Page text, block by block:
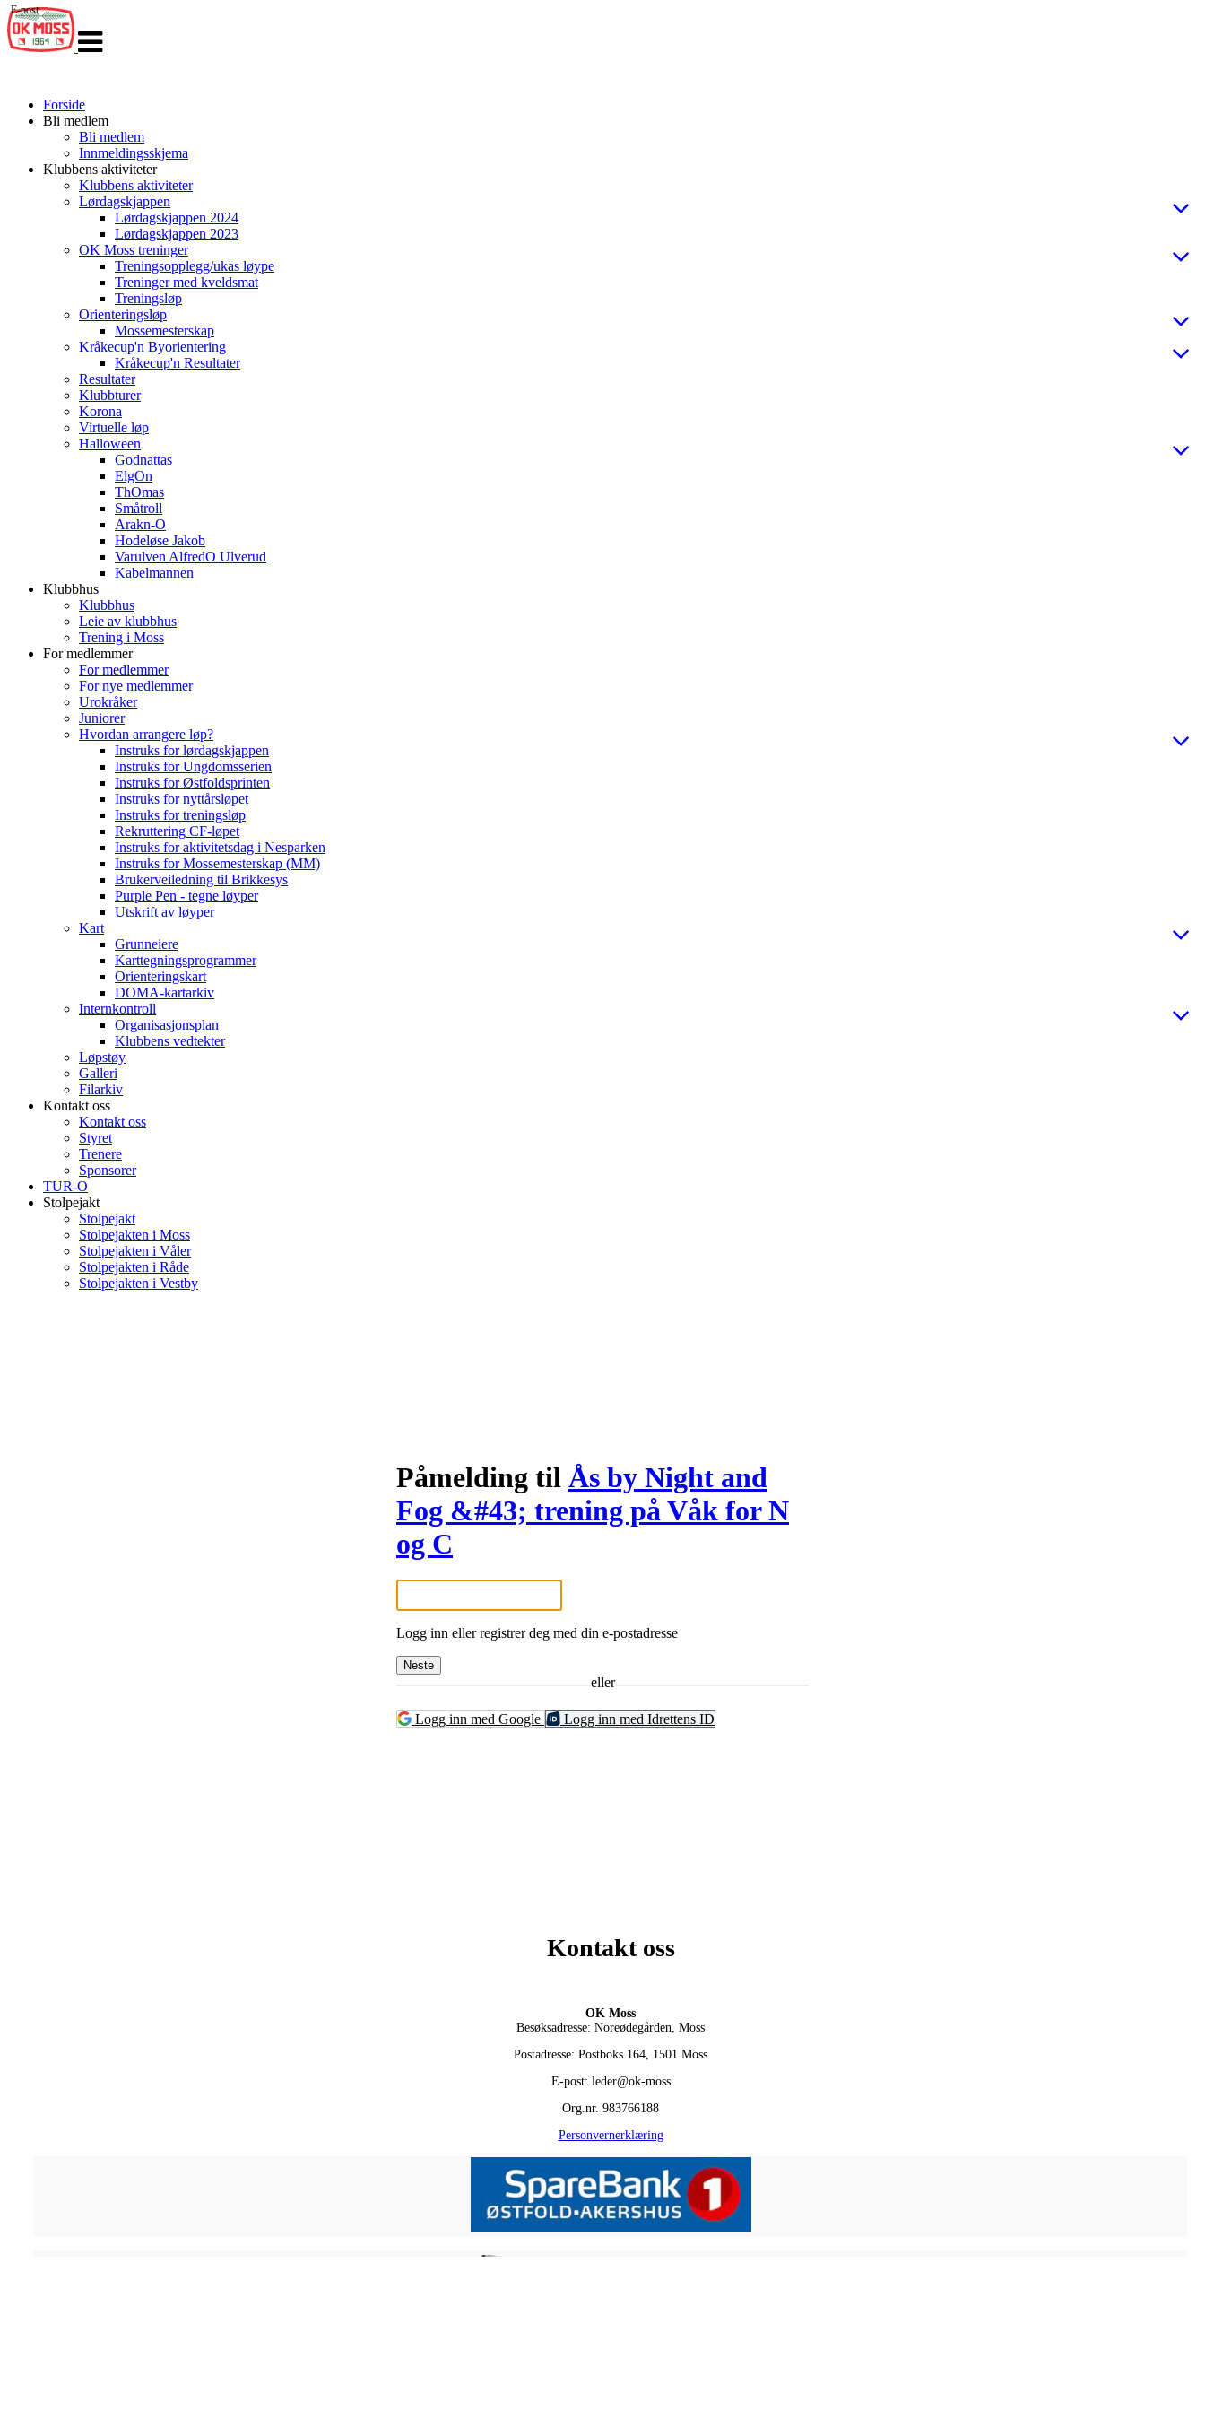
navigasjon
Forside
Bli medlem
Bli medlem
Innmeldingsskjema
Klubbens aktiviteter
Klubbens aktiviteter
Lørdagskjappen
Lørdagskjappen 2024
Lørdagskjappen 2023
OK Moss treninger
Treningsopplegg/ukas løype
Treninger med kveldsmat
Treningsløp
Orienteringsløp
Mossemesterskap
Kråkecup'n Byorientering
Kråkecup'n Resultater
Resultater
Klubbturer
Korona
Virtuelle løp
Halloween
Godnattas
ElgOn
ThOmas
Småtroll
Arakn-O
Hodeløse Jakob
Varulven AlfredO Ulverud
Kabelmannen
Klubbhus
Klubbhus
Leie av klubbhus
Trening i Moss
For medlemmer
For medlemmer
For nye medlemmer
Urokråker
Juniorer
Hvordan arrangere løp?
Instruks for lørdagskjappen
Instruks for Ungdomsserien
Instruks for Østfoldsprinten
Instruks for nyttårsløpet
Instruks for treningsløp
Rekruttering CF-løpet
Instruks for aktivitetsdag i Nesparken
Instruks for Mossemesterskap (MM)
Brukerveiledning til Brikkesys
Purple Pen - tegne løyper
Utskrift av løyper
Kart
Grunneiere
Karttegningsprogrammer
Orienteringskart
DOMA-kartarkiv
Internkontroll
Organisasjonsplan
Klubbens vedtekter
Løpstøy
Galleri
Filarkiv
Kontakt oss
Kontakt oss
Styret
Trenere
Sponsorer
TUR-O
Stolpejakt
Stolpejakt
Stolpejakten i Moss
Stolpejakten i Våler
Stolpejakten i Råde
Stolpejakten i Vestby
Påmelding til Ås by Night and
Fog &#43; trening på Våk for N
og C
E-post
Logg inn eller registrer deg med din e-postadresse
Neste
eller
Logg inn med Google Logg inn med Idrettens ID
Kontakt oss
OK Moss
Besøksadresse: Noreødegården, Moss
Postadresse: Postboks 164, 1501 Moss
E-post: leder@ok-moss
Org.nr. 983766188
Personvernerklæring